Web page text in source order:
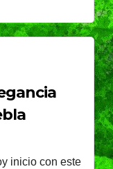
inicio con este
lanzan
limitada